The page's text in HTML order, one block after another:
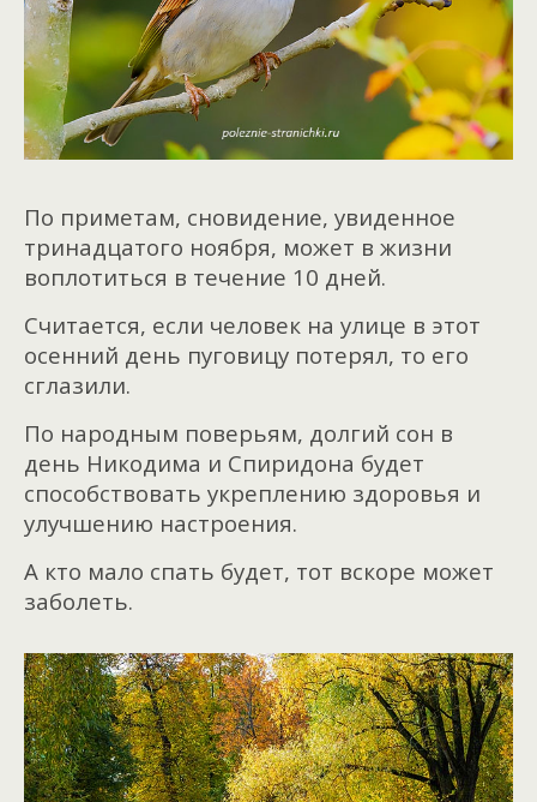
По приметам, сновидение, увиденное
тринадцатого ноября, может в жизни
воплотиться в течение 10 дней.
Считается, если человек на улице в этот
осенний день пуговицу потерял, то его
сглазили.
По народным поверьям, долгий сон в
день Никодима и Спиридона будет
способствовать укреплению здоровья и
улучшению настроения.
А кто мало спать будет, тот вскоре может
заболеть.